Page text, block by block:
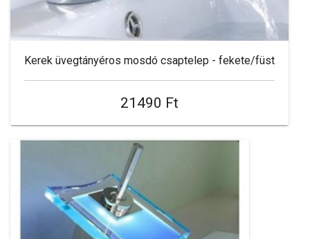
Kerek üvegtányéros mosdó csaptelep - fekete/füst
21490 Ft